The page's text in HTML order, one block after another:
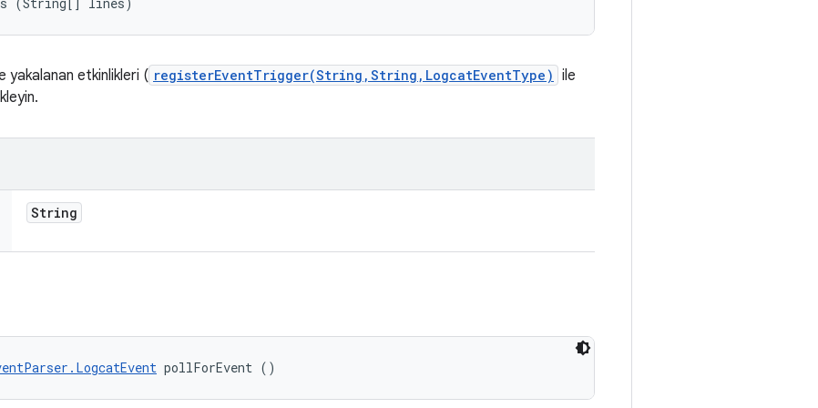
yakalanan etkinlikleri ( registerEventTrigger(String,String,LogcatEventType) ile
String
pollForEvent ()